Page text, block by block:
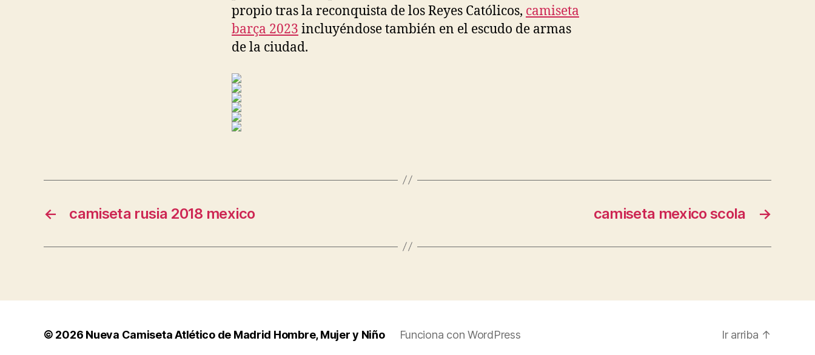
propio tras la reconquista de los Reyes Católicos, camiseta
barça 2023 incluyéndose también en el escudo de armas
de la ciudad.
← camiseta rusia 2018 mexico →
camiseta mexico scola
© 2026 Nueva Camiseta Atlético de Madrid Hombre, Mujer y Niño Funciona con WordPress Ir arriba ↑